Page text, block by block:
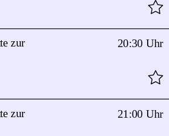
20:30 Uhr
zur
21:00 Uhr
zur